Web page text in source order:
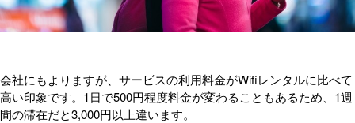
会社にもよりますが、サービスの利用料金がWifiレンタルに比べて
高い印象です。1日で500円程度料金が変わることもあるため、1週
間の滞在だと3,000円以上違います。